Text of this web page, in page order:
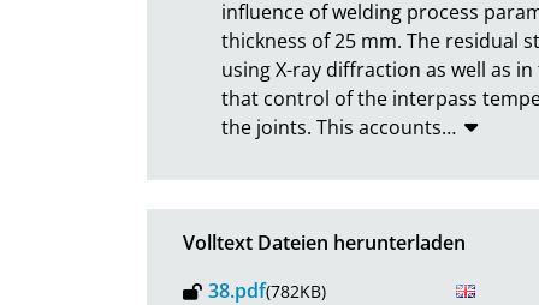
influence of welding process
thickness of 25 mm. The residual
using X-ray diffraction as well as
that control of the interpass
the joints. This accounts…
Volltext Dateien herunterladen
38.pdf(782KB)